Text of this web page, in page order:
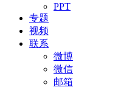
PPT
专题
视频
联系
微博
微信
邮箱